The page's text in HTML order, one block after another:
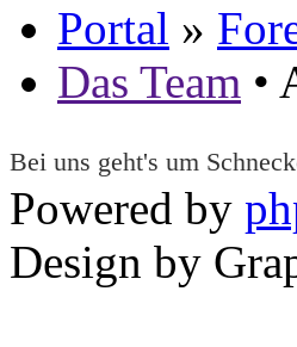
Portal »
Das Team •
Bei uns geht's um
Powered by
Design by